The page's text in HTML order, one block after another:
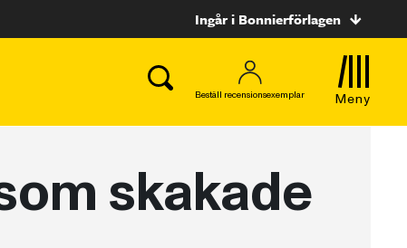
Ingår i Bonnierförlagen
Beställ recensionsexemplar Meny
skakade